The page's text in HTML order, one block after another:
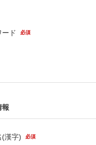
ド 必須
報
(漢字) 必須